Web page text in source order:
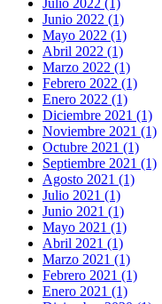
Junio 2022 (1)
Mayo 2022 (1)
Abril 2022 (1)
Marzo 2022 (1)
Febrero 2022 (1)
Enero 2022 (1)
Diciembre 2021 (1)
Noviembre 2021 (1)
Octubre 2021 (1)
Septiembre 2021 (1)
Agosto 2021 (1)
Julio 2021 (1)
Junio 2021 (1)
Mayo 2021 (1)
Abril 2021 (1)
Marzo 2021 (1)
Febrero 2021 (1)
Enero 2021 (1)